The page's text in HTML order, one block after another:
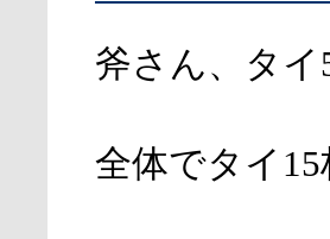
斧さん、タイ
全体でタイ